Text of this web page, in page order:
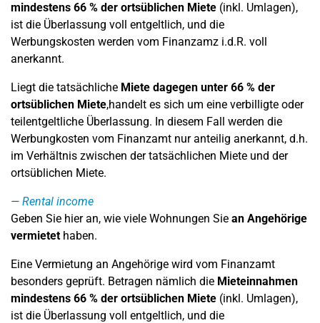
mindestens 66 % der ortsüblichen Miete (inkl. Umlagen),
ist die Überlassung voll entgeltlich, und die
Werbungskosten werden vom Finanzamz i.d.R. voll
anerkannt.
Liegt die tatsächliche Miete dagegen unter 66 % der
ortsüblichen Miete,handelt es sich um eine verbilligte oder
teilentgeltliche Überlassung. In diesem Fall werden die
Werbungkosten vom Finanzamt nur anteilig anerkannt, d.h.
im Verhältnis zwischen der tatsächlichen Miete und der
ortsüblichen Miete.
Rental income
Geben Sie hier an, wie viele Wohnungen Sie an Angehörige
vermietethaben.
Eine Vermietung an Angehörige wird vom Finanzamt
besonders geprüft. Betragen nämlich die Mieteinnahmen
mindestens 66 % der ortsüblichen Miete (inkl. Umlagen),
ist die Überlassung voll entgeltlich, und die